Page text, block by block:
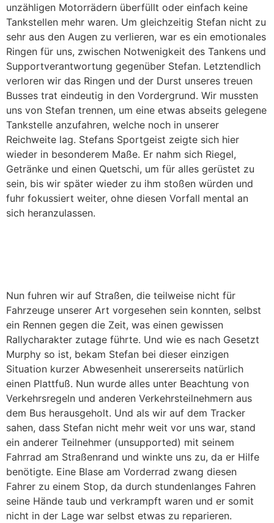
unzähligen Motorrädern überfüllt oder einfach keine
Tankstellen mehr waren. Um gleichzeitig Stefan nicht zu
sehr aus den Augen zu verlieren, war es ein emotionales
Ringen für uns, zwischen Notwenigkeit des Tankens und
Supportverantwortung gegenüber Stefan. Letztendlich
verloren wir das Ringen und der Durst unseres treuen
Busses trat eindeutig in den Vordergrund. Wir mussten
uns von Stefan trennen, um eine etwas abseits gelegene
Tankstelle anzufahren, welche noch in unserer
Reichweite lag. Stefans Sportgeist zeigte sich hier
wieder in besonderem Maße. Er nahm sich Riegel,
Getränke und einen Quetschi, um für alles gerüstet zu
sein, bis wir später wieder zu ihm stoßen würden und
fuhr fokussiert weiter, ohne diesen Vorfall mental an
sich heranzulassen.
Nun fuhren wir auf Straßen, die teilweise nicht für
Fahrzeuge unserer Art vorgesehen sein konnten, selbst
ein Rennen gegen die Zeit, was einen gewissen
Rallycharakter zutage führte. Und wie es nach Gesetzt
Murphy so ist, bekam Stefan bei dieser einzigen
Situation kurzer Abwesenheit unsererseits natürlich
einen Plattfuß. Nun wurde alles unter Beachtung von
Verkehrsregeln und anderen Verkehrsteilnehmern aus
dem Bus herausgeholt. Und als wir auf dem Tracker
sahen, dass Stefan nicht mehr weit vor uns war, stand
ein anderer Teilnehmer (unsupported) mit seinem
Fahrrad am Straßenrand und winkte uns zu, da er Hilfe
benötigte. Eine Blase am Vorderrad zwang diesen
Fahrer zu einem Stop, da durch stundenlanges Fahren
seine Hände taub und verkrampft waren und er somit
nicht in der Lage war selbst etwas zu reparieren.